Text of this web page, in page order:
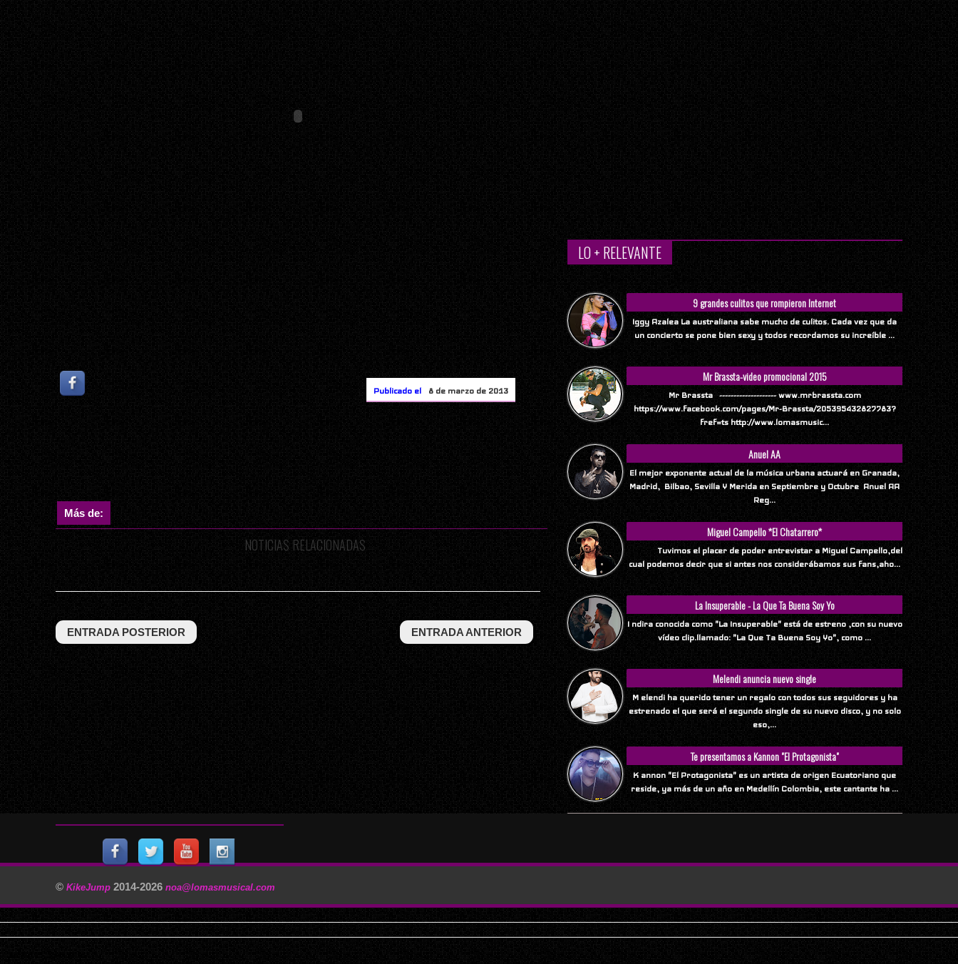
Publicado el 8 de marzo de 2013
Más de:
NOTICIAS RELACIONADAS
ENTRADA POSTERIOR ENTRADA ANTERIOR
LO + RELEVANTE
9 grandes culitos que rompieron Internet
Iggy Azalea La australiana sabe mucho de culitos. Cada vez que da
un concierto se pone bien sexy y todos recordamos su increíble ...
Mr Brassta-video promocional 2015
Mr Brassta -------------------- www.mrbrassta.com
https://www.facebook.com/pages/Mr-Brassta/205395432827783?
fref=ts http://www.lomasmusic...
Anuel AA
El mejor exponente actual de la música urbana actuará en Granada,
Madrid, Bilbao, Sevilla Y Merida en Septiembre y Octubre Anuel AA
Reg...
Miguel Campello *El Chatarrero*
Tuvimos el placer de poder entrevistar a Miguel Campello,del
cual podemos decir que si antes nos considerábamos sus fans,aho...
La Insuperable - La Que Ta Buena Soy Yo
I ndira conocida como "La Insuperable" está de estreno ,con su nuevo
vídeo clip.llamado: "La Que Ta Buena Soy Yo", como ...
Melendi anuncia nuevo single
M elendi ha querido tener un regalo con todos sus seguidores y ha
estrenado el que será el segundo single de su nuevo disco, y no solo
eso,...
Te presentamos a Kannon "El Protagonista"
K annon "El Protagonista" es un artista de origen Ecuatoriano que
reside, ya más de un año en Medellín Colombia, este cantante ha ...
© KikeJump 2014-2026 noa@lomasmusical.com
11/29/2025, 3:40:57 AM